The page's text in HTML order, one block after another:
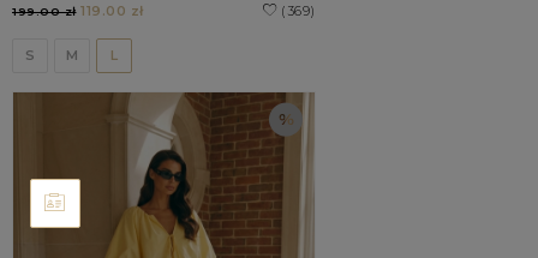
(369)
199.00 zł119.00 zł
S M L